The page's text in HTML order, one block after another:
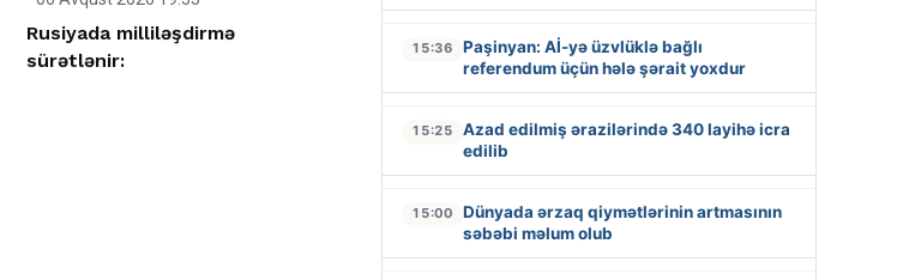
Rusiyada milliləşdirmə
sürətlənir:
15:36
Paşinyan: Aİ-yə üzvlüklə bağlı
referendum üçün hələ şərait yoxdur
15:25
Azad edilmiş ərazilərində 340 layihə icra
edilib
15:00
Dünyada ərzaq qiymətlərinin artmasının
səbəbi məlum olub